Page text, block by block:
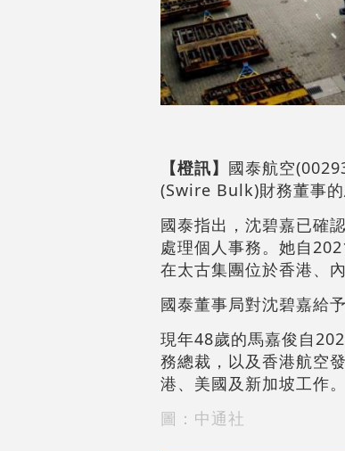
【橙訊】 國泰航空
(Swire Bulk)財務董事的
國泰指出，沈碧嘉已確
處理個人事務。她自
在太古集團位於香港、
國泰董事局對沈碧嘉給
現年48歲的馬嘉俊自
務總裁，以及香港航空
港、美國及新加坡工作。
圖：中通社